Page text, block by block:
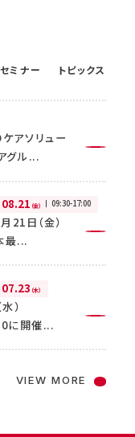
ミナー トピックス
アソリュー
グル...
08.21 （金） 09:30-17:00
21日（金）
最...
07.23 （木）
）
に開催...
アソリュー
グル...
アソリュー
経...
21日（金）
最...
07.23 （木）
）
に開催...
ミや評判
VIEW MORE